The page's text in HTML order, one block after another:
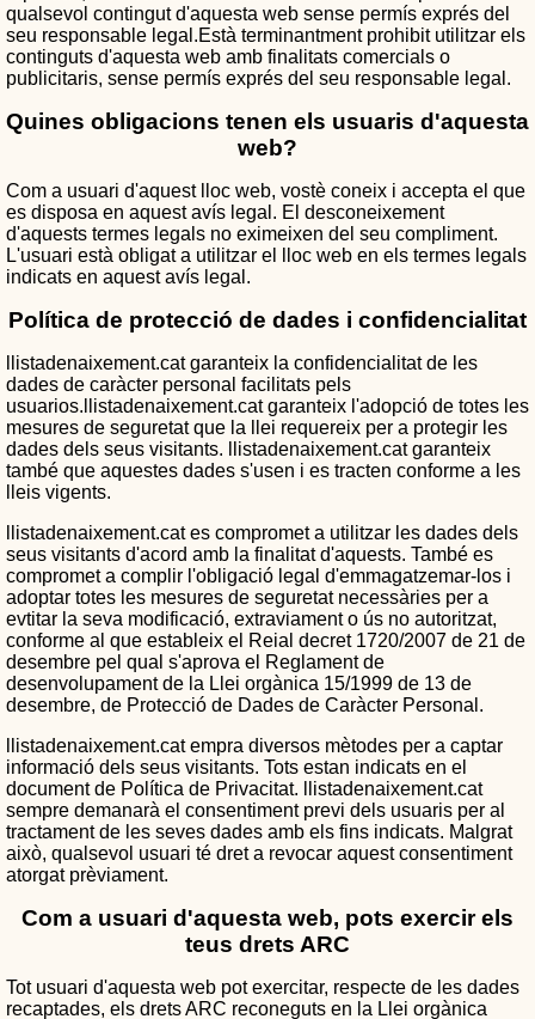
qualsevol contingut d'aquesta web sense permís exprés del
seu responsable legal.Està terminantment prohibit utilitzar els
continguts d'aquesta web amb finalitats comercials o
publicitaris, sense permís exprés del seu responsable legal.
Quines obligacions tenen els usuaris d'aquesta
web?
Com a usuari d'aquest lloc web, vostè coneix i accepta el que
es disposa en aquest avís legal. El desconeixement
d'aquests termes legals no eximeixen del seu compliment.
L'usuari està obligat a utilitzar el lloc web en els termes legals
indicats en aquest avís legal.
Política de protecció de dades i confidencialitat
llistadenaixement.cat garanteix la confidencialitat de les
dades de caràcter personal facilitats pels
usuarios.llistadenaixement.cat garanteix l'adopció de totes les
mesures de seguretat que la llei requereix per a protegir les
dades dels seus visitants. llistadenaixement.cat garanteix
també que aquestes dades s'usen i es tracten conforme a les
lleis vigents.
llistadenaixement.cat es compromet a utilitzar les dades dels
seus visitants d'acord amb la finalitat d'aquests. També es
compromet a complir l'obligació legal d'emmagatzemar-los i
adoptar totes les mesures de seguretat necessàries per a
evtitar la seva modificació, extraviament o ús no autoritzat,
conforme al que estableix el Reial decret 1720/2007 de 21 de
desembre pel qual s'aprova el Reglament de
desenvolupament de la Llei orgànica 15/1999 de 13 de
desembre, de Protecció de Dades de Caràcter Personal.
llistadenaixement.cat empra diversos mètodes per a captar
informació dels seus visitants. Tots estan indicats en el
document de Política de Privacitat. llistadenaixement.cat
sempre demanarà el consentiment previ dels usuaris per al
tractament de les seves dades amb els fins indicats. Malgrat
això, qualsevol usuari té dret a revocar aquest consentiment
atorgat prèviament.
Com a usuari d'aquesta web, pots exercir els
teus drets ARC
Tot usuari d'aquesta web pot exercitar, respecte de les dades
recaptades, els drets ARC reconeguts en la Llei orgànica